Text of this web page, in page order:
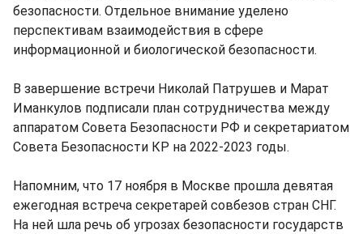
безопасности. Отдельное внимание уделено
перспективам взаимодействия в сфере
информационной и биологической безопасности.
В завершение встречи Николай Патрушев и Марат
Иманкулов подписали план сотрудничества между
аппаратом Совета Безопасности РФ и секретариатом
Совета Безопасности КР на 2022-2023 годы.
Напомним, что 17 ноября в Москве прошла девятая
ежегодная встреча секретарей совбезов стран СНГ.
На ней шла речь об угрозах безопасности государств